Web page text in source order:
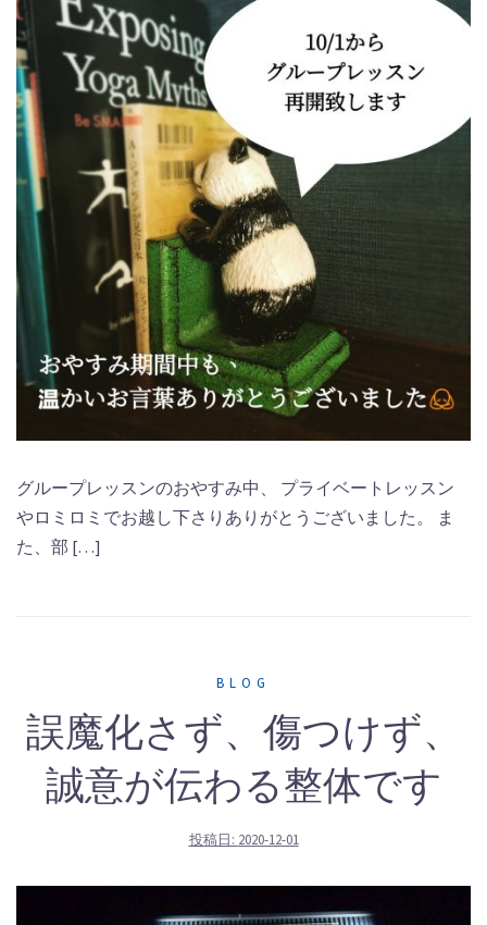
グループレッスンのおやすみ中、 プライベートレッスン
やロミロミでお越し下さりありがとうございました。 ま
た、部 […]
BLOG
誤魔化さず、傷つけず、
誠意が伝わる整体です
投稿日: 2020-12-01